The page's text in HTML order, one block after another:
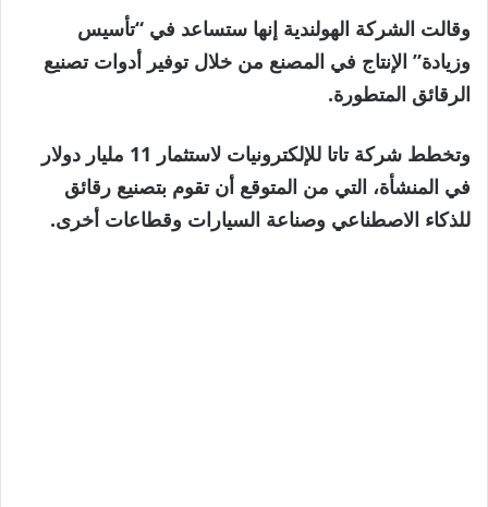
وقالت الشركة الهولندية إنها ستساعد في “تأسيس
وزيادة” الإنتاج في المصنع من خلال توفير أدوات تصنيع
الرقائق المتطورة.
وتخطط شركة تاتا للإلكترونيات لاستثمار 11 مليار دولار
في المنشأة، التي من المتوقع أن تقوم بتصنيع رقائق
للذكاء الاصطناعي وصناعة السيارات وقطاعات أخرى.